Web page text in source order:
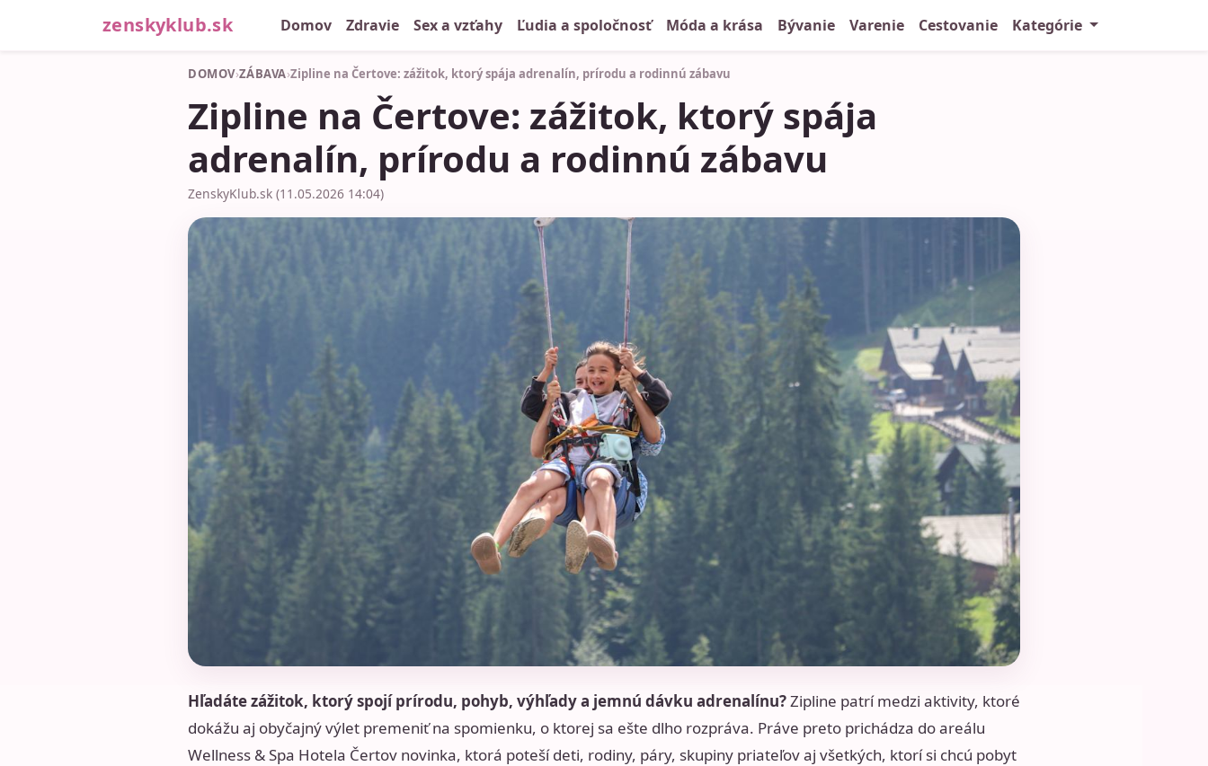
zenskyklub.sk Domov Zdravie Sex a vzťahy Ľudia a spoločnosť Móda a krása Bývanie Varenie Cestovanie Kategórie
DOMOV›ZÁBAVA›Zipline na Čertove: zážitok, ktorý spája adrenalín, prírodu a rodinnú zábavu
Zipline na Čertove: zážitok, ktorý spája
adrenalín, prírodu a rodinnú zábavu
ZenskyKlub.sk (11.05.2026 14:04)
Hľadáte zážitok, ktorý spojí prírodu, pohyb, výhľady a jemnú dávku adrenalínu?Zipline patrí medzi aktivity, ktoré
dokážu aj obyčajný výlet premeniť na spomienku, o ktorej sa ešte dlho rozpráva. Práve preto prichádza do areálu
Wellness & Spa Hotela Čertov novinka, ktorá poteší deti, rodiny, páry, skupiny priateľov aj všetkých, ktorí si chcú pobyt